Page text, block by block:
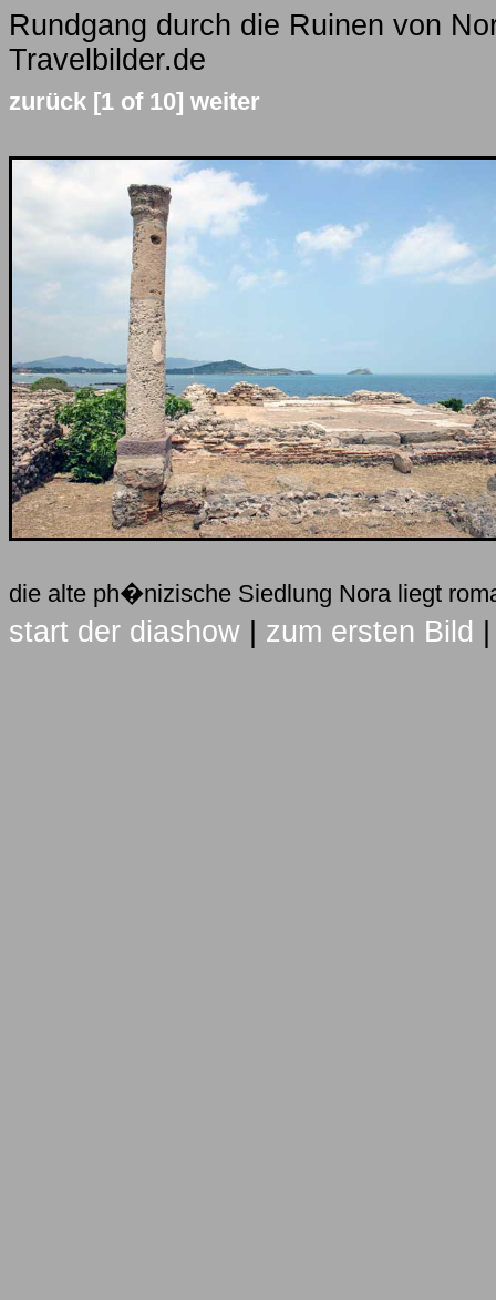
Rundgang durch die Ruinen von
Travelbilder.de
zurück [1 of 10] weiter
die alte ph�nizische Siedlung Nora liegt
start der diashow zum ersten Bild